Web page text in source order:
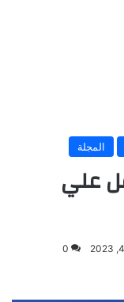
المجلة
علي
0